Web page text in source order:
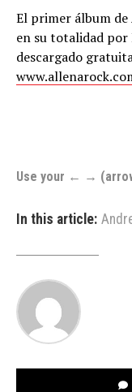
El primer álbum
en su totalidad por
descargado
Use your ← →
In this article: